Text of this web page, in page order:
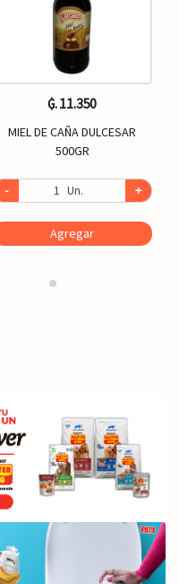
₲. 11.350
MIEL DE CAÑA DULCESAR
500GR
- Un. +
Agregar